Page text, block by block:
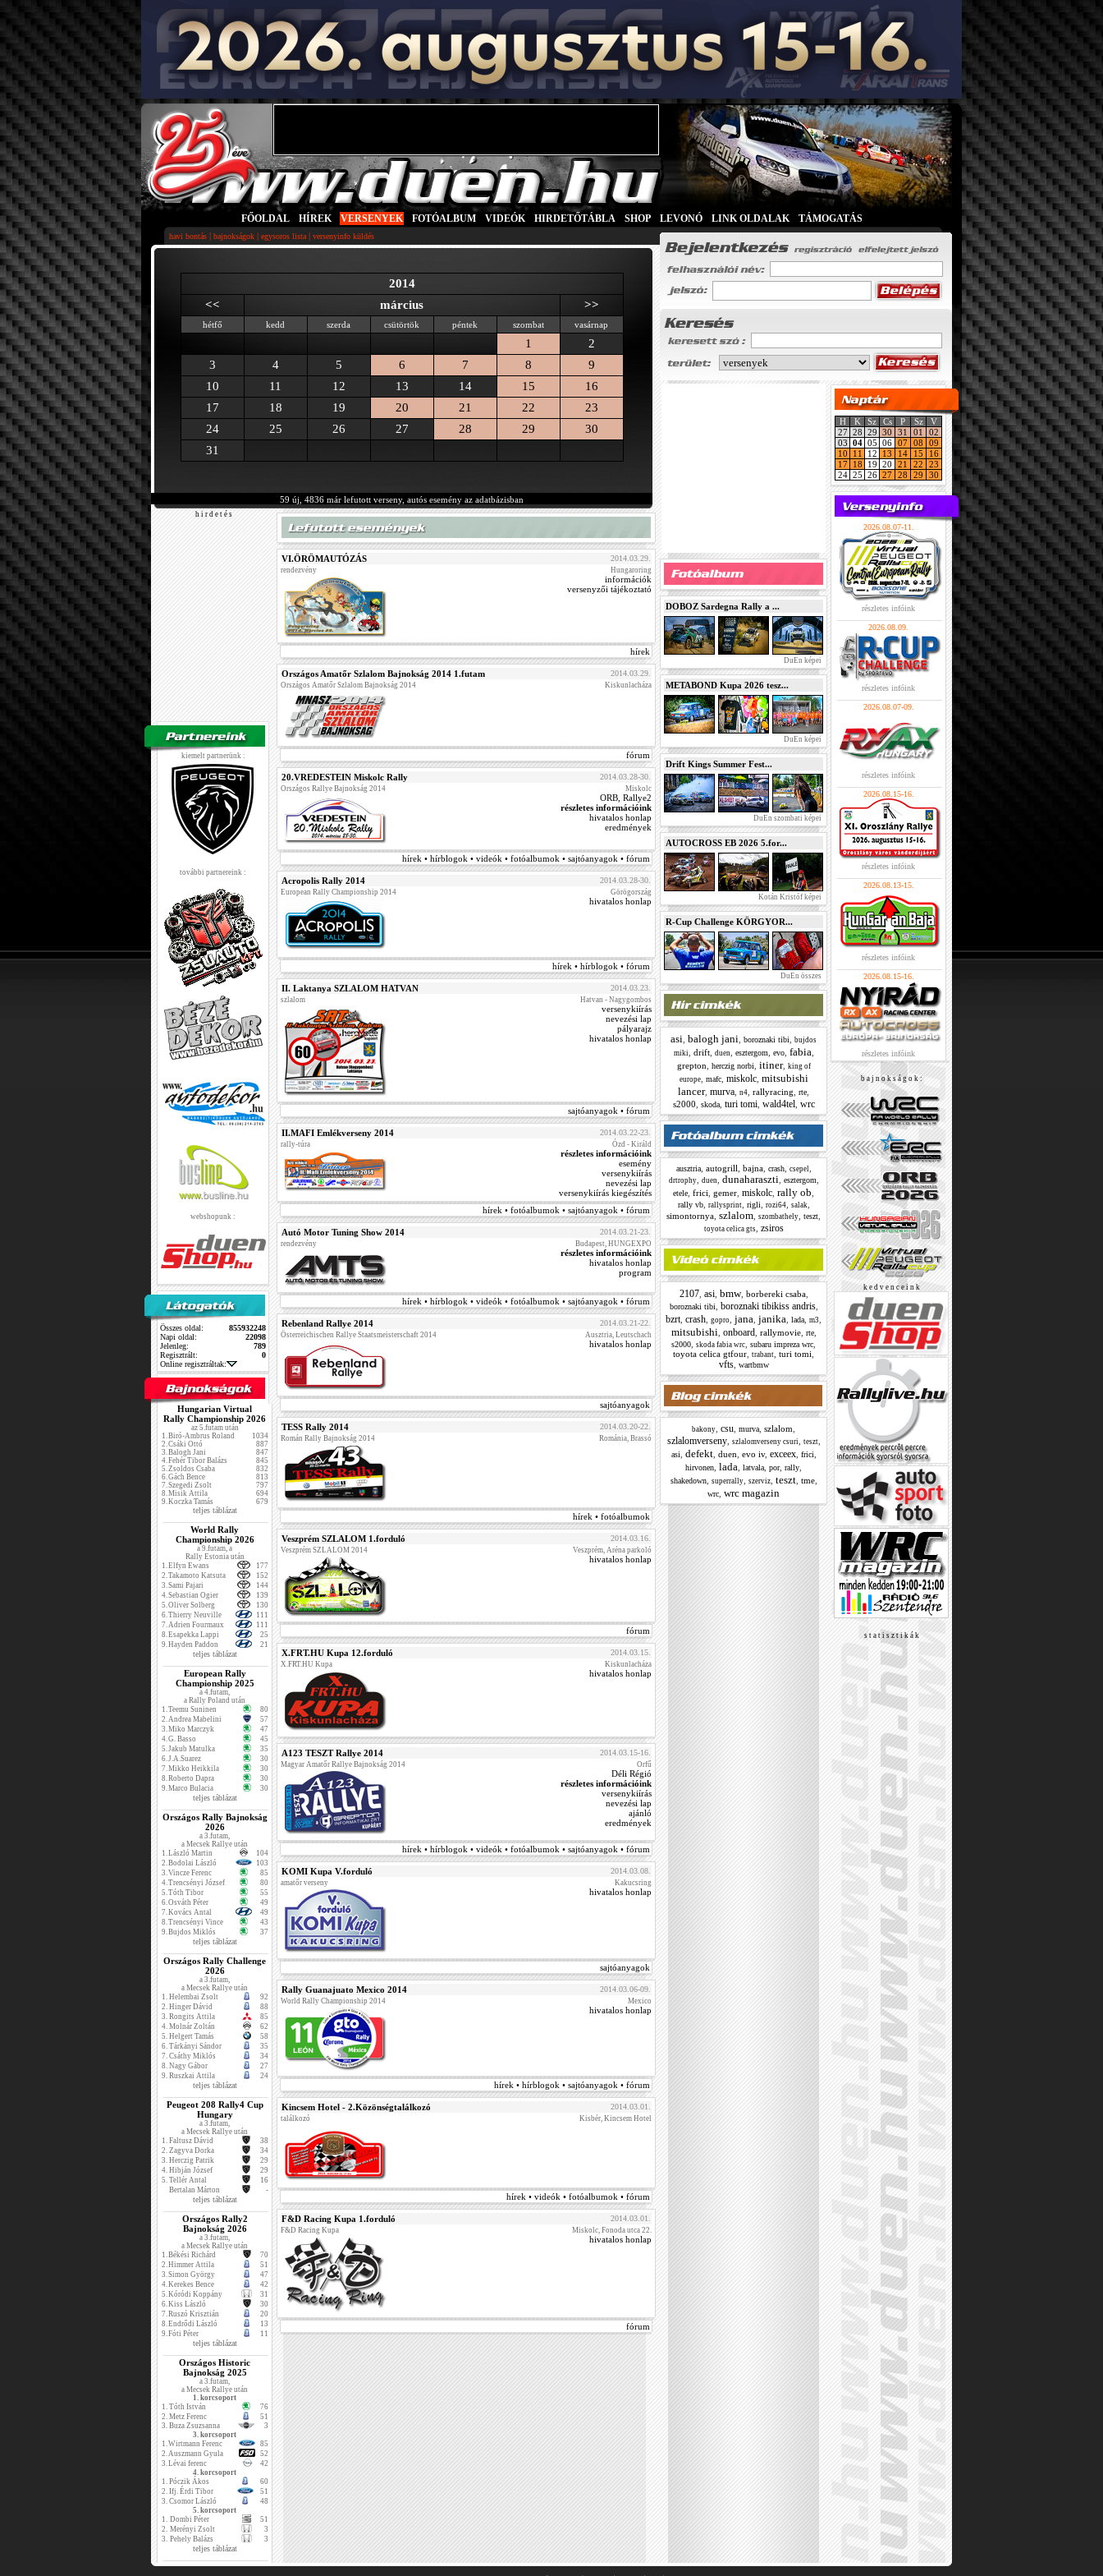
FŐOLDAL HÍREK VERSENYEK FOTÓALBUM VIDEÓK HIRDETŐTÁBLA SHOP LEVONÓ LINK OLDALAK TÁMOGATÁS
havi bontás | bajnokságok | egysoros lista | versenyinfo küldés
2014
<<
március >>
hétfő kedd szerda csütörtök péntek szombat vasárnap
1
2
3
4 5 6 7 8
9
10
11 12 13 14 15
16
17
18 19 20 21 22
23
24
25 26 27 28 29
30
31
59 új, 4836 már lefutott verseny, autós esemény az adatbázisban
h i r d e t é s
kiemelt partnerünk :
további partnereink :
webshopunk :
Összes oldal:
855932248
Napi oldal:
22098
Jelenleg:
789
Regisztrált:
0
Online regisztráltak:
Hungarian Virtual
Rally Championship 2026
az 5.futam után
1.Biró-Ambrus Roland
1034
2.Csáki Ottó
887
3.Balogh Jani
847
4.Fehér Tibor Balázs
845
5.Zsoldos Csaba
832
6.Gách Bence
813
7.Szegedi Zsolt
797
8.Misik Attila
694
9.Koczka Tamás 679
teljes táblázat
World Rally
Championship 2026
a 9.futam, a
Rally Estonia után
1.Elfyn Ewans
177
2.Takamoto Katsuta
152
3.Sami Pajari
144
4.Sebastian Ogier
139
5.Oliver Solberg
130
6.Thierry Neuville
111
7.Adrien Fourmaux
111
8.Esapekka Lappi
25
9.Hayden Paddon 21
teljes táblázat
European Rally
Championship 2025
a 4.futam,
a Rally Poland után
1.Teemu Suninen
80
2.Andrea Mabelini
57
3.Miko Marczyk
47
4.G. Basso
45
5.Jakub Matulka
35
6.J.A.Suarez
30
7.Mikko Heikkila
30
8.Roberto Dapra
30
9.Marco Bulacia 30
teljes táblázat
Országos Rally Bajnokság
2026
a 3.futam,
a Mecsek Rallye után
1.László Martin
104
2.Bodolai László
103
3.Vincze Ferenc
85
4.Trencsényi József
80
5.Tóth Tibor
55
6.Osváth Péter
49
7.Kovács Antal
49
8.Trencsényi Vince
43
9.Bujdos Miklós 37
teljes táblázat
Országos Rally Challenge
2026
a 3.futam,
a Mecsek Rallye után
1. Helembai Zsolt
92
2. Hinger Dávid
88
3. Rongits Attila
85
4. Molnár Zoltán
62
5. Helgert Tamás
58
6. Tárkányi Sándor
35
7. Csáthy Miklós
34
8. Nagy Gábor
27
9. Ruszkai Attila 24
teljes táblázat
Peugeot 208 Rally4 Cup
Hungary
a 3.futam,
a Mecsek Rallye után
1. Faltusz Dávid
38
2. Zagyva Dorka
34
3. Herczig Patrik
29
4. Hibján József
29
5. Tellér Antal
16
Bertalan Márton
-
teljes táblázat
Országos Rally2
Bajnokság 2026
a 3.futam,
a Mecsek Rallye után
1.Békési Richárd
70
2.Himmer Attila
51
3.Simon György
47
4.Kerekes Bence
42
5.Kóródi Koppány
31
6.Kiss László
30
7.Ruszó Krisztián
20
8.Endrődi László
13
9.Fóti Péter 11
teljes táblázat
Országos Historic
Bajnokság 2025
a 3.futam,
a Mecsek Rallye után
1. korcsoport
1. Tóth István
76
2. Metz Ferenc
51
3. Buza Zsuzsanna
3
3. korcsoport
1.Wirtmann Ferenc
85
2.Auszmann Gyula
52
3.Lévai ferenc
42
4. korcsoport
1. Póczik Ákos
60
2. Ifj. Érdi Tibor
51
3. Csomor László
48
5. korcsoport
1. Dombi Péter
51
2. Merényi Zsolt
3
3. Pehely Balázs 3
teljes táblázat
VI.ÖRÖMAUTÓZÁS 2014.03.29.
rendezvény Hungaroring
információk
versenyzői tájékoztató
hírek
Országos Amatőr Szlalom Bajnokság 2014 1.futam 2014.03.29.
Országos Amatőr Szlalom Bajnokság 2014 Kiskunlacháza
fórum
20.VREDESTEIN Miskolc Rally 2014.03.28-30.
Országos Rallye Bajnokság 2014 Miskolc
ORB, Rallye2
részletes információink
hivatalos honlap
eredmények
hírek • hírblogok • videók • fotóalbumok • sajtóanyagok • fórum
Acropolis Rally 2014 2014.03.28-30.
European Rally Championship 2014 Görögország
hivatalos honlap
hírek • hírblogok • fórum
II. Laktanya SZLALOM HATVAN 2014.03.23.
szlalom Hatvan - Nagygombos
versenykiírás
nevezési lap
pályarajz
hivatalos honlap
sajtóanyagok • fórum
II.MAFI Emlékverseny 2014 2014.03.22-23.
rally-túra Ózd - Királd
részletes információink
esemény
versenykiírás
nevezési lap
versenykiírás kiegészítés
hírek • fotóalbumok • sajtóanyagok • fórum
Autó Motor Tuning Show 2014 2014.03.21-23.
rendezvény Budapest, HUNGEXPO
részletes információink
hivatalos honlap
program
hírek • hírblogok • videók • fotóalbumok • sajtóanyagok • fórum
Rebenland Rallye 2014 2014.03.21-22.
Österreichischen Rallye Staatsmeisterschaft 2014 Ausztria, Leutschach
hivatalos honlap
sajtóanyagok
TESS Rally 2014 2014.03.20-22.
Román Rally Bajnokság 2014 Románia, Brassó
hírek • fotóalbumok
Veszprém SZLALOM 1.forduló 2014.03.16.
Veszprém SZLALOM 2014 Veszprém, Aréna parkoló
hivatalos honlap
fórum
X.FRT.HU Kupa 12.forduló 2014.03.15.
X.FRT.HU Kupa Kiskunlacháza
hivatalos honlap
A123 TESZT Rallye 2014 2014.03.15-16.
Magyar Amatőr Rallye Bajnokság 2014 Orfű
Déli Régió
részletes információink
versenykiírás
nevezési lap
ajánló
eredmények
hírek • hírblogok • videók • fotóalbumok • sajtóanyagok • fórum
KOMI Kupa V.forduló 2014.03.08.
amatőr verseny Kakucsring
hivatalos honlap
sajtóanyagok
Rally Guanajuato Mexico 2014 2014.03.06-09.
World Rally Championship 2014 Mexico
hivatalos honlap
hírek • hírblogok • sajtóanyagok • fórum
Kincsem Hotel - 2.Közönségtalálkozó 2014.03.01.
találkozó Kisbér, Kincsem Hotel
hírek • videók • fotóalbumok • fórum
F&D Racing Kupa 1.forduló 2014.03.01.
F&D Racing Kupa Miskolc, Fonoda utca 22.
hivatalos honlap
fórum
DOBOZ Sardegna Rally a ...
DuEn képei
METABOND Kupa 2026 tesz...
DuEn képei
Drift Kings Summer Fest...
DuEn szombati képei
AUTOCROSS EB 2026 5.for...
Kotán Kristóf képei
R-Cup Challenge KÖRGYOR...
DuEn összes
asi balogh jani boroznaki tibi
bujdos
miki
drift, duen esztergom evo, fabia
grepton
herczig norbi itiner, king of
europe, mafc, miskolc, mitsubishi
lancer, murva n4 rallyracing rte
s2000
skoda, turi tomi, wald4tel wrc
ausztria, autogrill bajna, crash, csepel
drtrophy, duen dunaharaszti esztergom
etele frici gemer miskolc rally ob
rally vb, rallysprint, rigli rozi64, salak
simontornya szlalom szombathely teszt
toyota celica gts, zsiros
2107, asi, bmw, borbereki csaba,
boroznaki tibi boroznaki tibikiss andris,
bzrt crash gopro jana janika lada m3
mitsubishi onboard rallymovie, rte,
s2000 skoda fabia wrc subaru impreza wrc
toyota celica gtfour trabant turi tomi
vfts, wartbmw
bakony csu murva szlalom
szlalomverseny, szlalomverseny csuri teszt,
asi defekt, duen evo iv, exceex, frici
hirvonen lada latvala por, rally
shakedown, superrally, szerviz, teszt, tme,
wrc wrc magazin
H K Sz Cs P Sz
V
27 28 29 30 31 01
02
03 04 05 06 07 08
09
10
11 12 13 14 15
16
17
18 19 20 21 22
23
24 25 26 27 28 29 30
2026.08.07-11.
részletes infóink
2026.08.09.
részletes infóink
2026.08.07-09.
részletes infóink
2026.08.15-16.
részletes infóink
2026.08.13-15.
részletes infóink
2026.08.15-16.
részletes infóink
b a j n o k s á g o k :
k e d v e n c e i n k
s t a t i s z t i k á k